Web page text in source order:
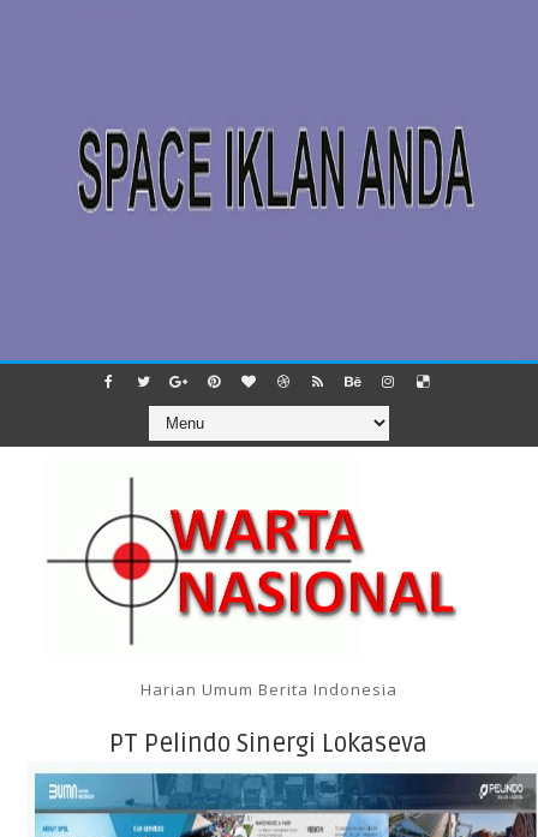
Harian Umum Berita Indonesia
PT Pelindo Sinergi Lokaseva